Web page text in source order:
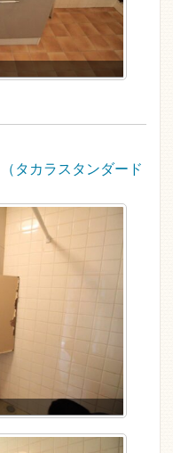
（タカラスタンダード